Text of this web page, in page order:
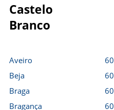
Castelo
Branco
Aveiro
Beja
Braga
Bragança